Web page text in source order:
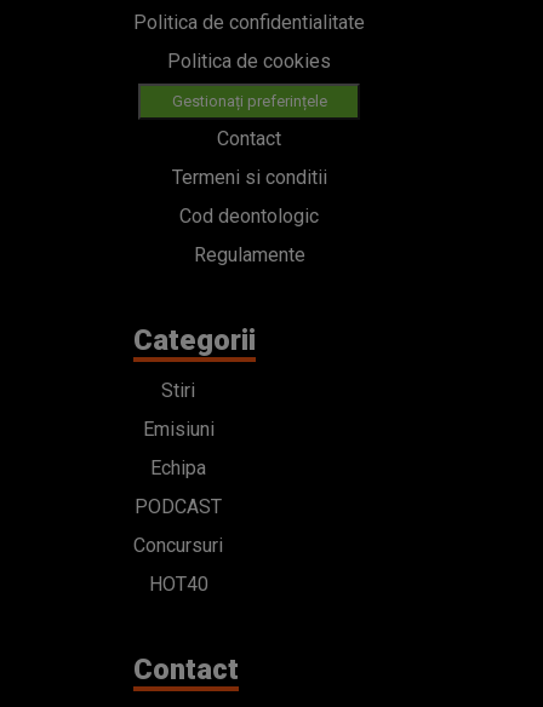
Politica de confidentialitate
Politica de cookies
Gestionați preferințele
Contact
Termeni si conditii
Cod deontologic
Regulamente
Categorii
Stiri
Emisiuni
Echipa
PODCAST
Concursuri
HOT40
Contact